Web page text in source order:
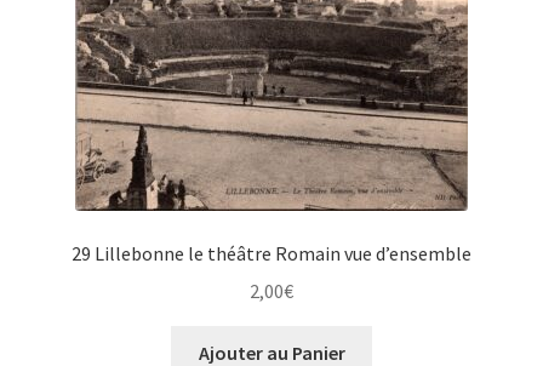
29 Lillebonne le théâtre Romain vue d’ensemble
2,00€
Ajouter au Panier